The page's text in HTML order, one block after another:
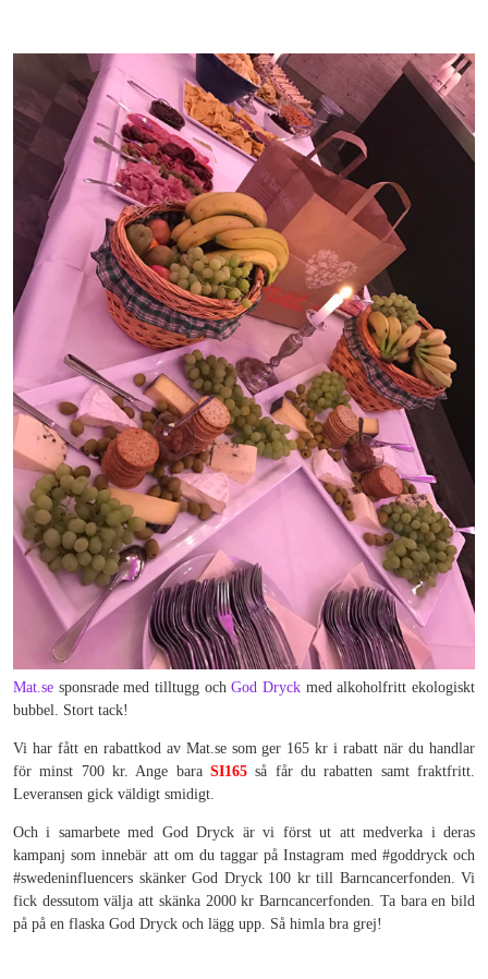
Mat.se sponsrade med tilltugg ochGod Dryck med alkoholfritt ekologiskt
bubbel. Stort tack!
Vi har fått en rabattkod av Mat.se som ger 165 kr i rabatt när du handlar
för minst 700 kr. Ange bara SI165 så får du rabatten samt fraktfritt.
Leveransen gick väldigt smidigt.
Och i samarbete med God Dryck är vi först ut att medverka i deras
kampanj som innebär att om du taggar på Instagram med #goddryck och
#swedeninfluencers skänker God Dryck 100 kr till Barncancerfonden. Vi
fick dessutom välja att skänka 2000 kr Barncancerfonden. Ta bara en bild
på på en flaska God Dryck och lägg upp. Så himla bra grej!